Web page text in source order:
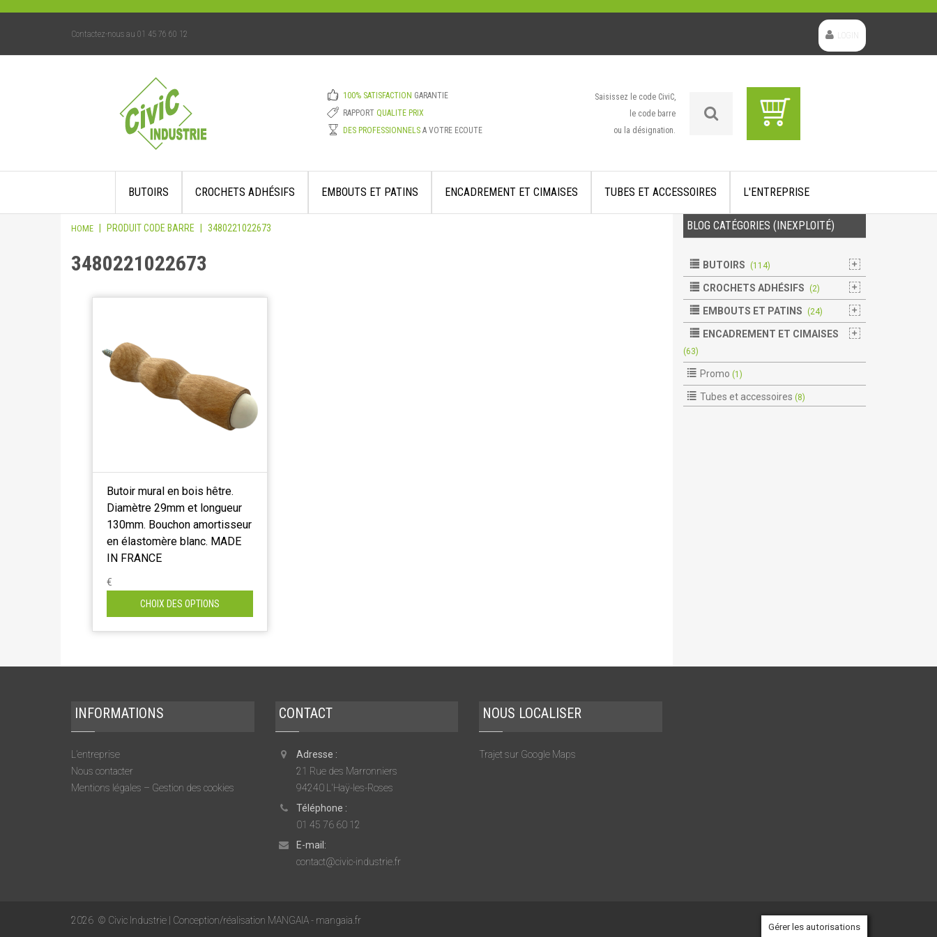
Contactez-nous au 01 45 76 60 12
100% SATISFACTION GARANTIE
RAPPORT QUALITE PRIX
DES PROFESSIONNELSA VOTRE ECOUTE
Saisissez le code CiviC,
le code barre
ou la désignation.
content
BUTOIRS CROCHETS ADHÉSIFS EMBOUTS ET PATINS ENCADREMENT ET CIMAISES TUBES ET ACCESSOIRES L'ENTREPRISE
HOME PRODUIT CODE BARRE 3480221022673
3480221022673
Butoir mural en bois hêtre.
Diamètre 29mm et longueur
130mm. Bouchon amortisseur
en élastomère blanc. MADE
IN FRANCE
€
CHOIX DES OPTIONS
BLOG CATÉGORIES (INEXPLOITÉ)
BUTOIRS (114)
CROCHETS ADHÉSIFS (2)
EMBOUTS ET PATINS (24)
ENCADREMENT ET CIMAISES
(63)
Promo (1)
Tubes et accessoires (8)
INFORMATIONS
L’entreprise
Nous contacter
Mentions légales – Gestion des cookies
CONTACT
Adresse :
21 Rue des Marronniers
94240 L'Haÿ-les-Roses
Téléphone :
01 45 76 60 12
E-mail:
contact@civic-industrie.fr
NOUS LOCALISER
Trajet sur Google Maps
2026 © Civic Industrie | Conception/réalisation MANGAIA - mangaia.fr
Gérer les autorisations